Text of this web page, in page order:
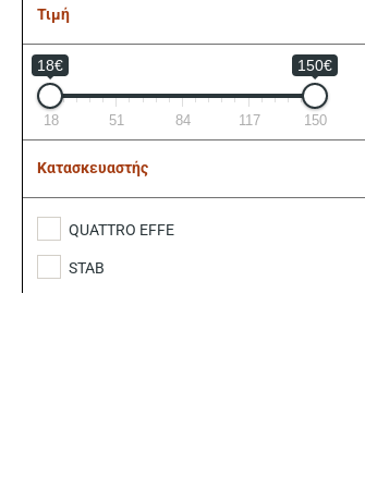
Τιμή
18€ 150€
18 51 84 117 150
Κατασκευαστής
QUATTRO EFFE
STAB